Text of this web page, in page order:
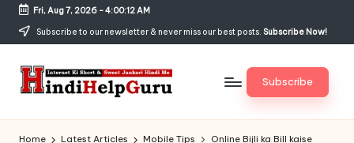
Skip
content
Fri, Aug 7, 2026-4:00:13 AM
Subscribe to our newsletter & never miss our best posts. Subscribe Now!
H
Subscribe
Home Latest Articles Mobile Tips
Online Bijli ka Bill kaise